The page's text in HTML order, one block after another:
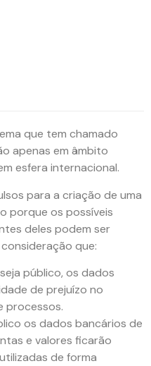
que tem chamado
apenas em âmbito
esfera internacional.
para a criação de uma
porque os possíveis
deles podem ser
que:
público, os dados
de prejuízo no
processos.
os dados bancários de
e valores ficarão
de forma